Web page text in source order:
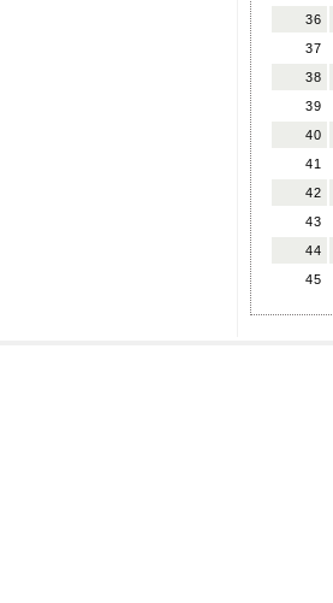
36
37
38
39
40
41
42
43
44
45